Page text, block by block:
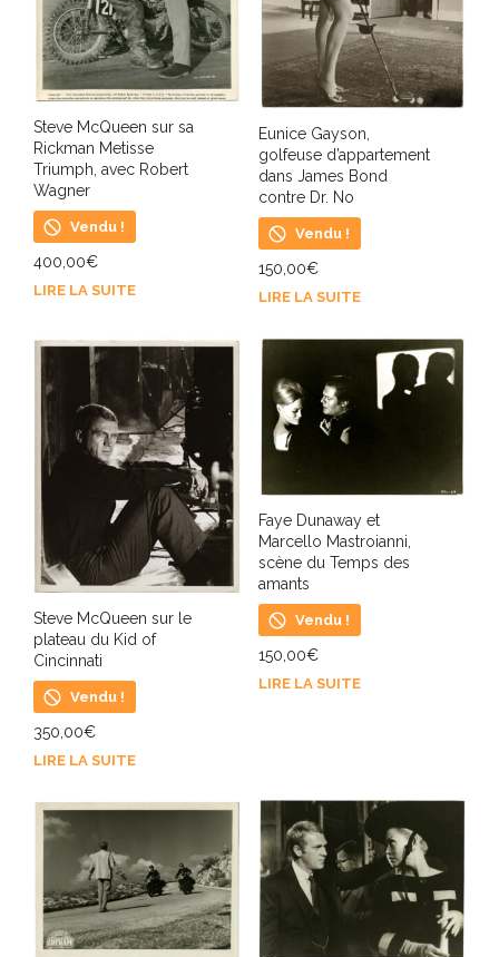
Steve McQueen sur sa
Rickman Metisse
Triumph, avec Robert
Wagner
Vendu !
400,00€
LIRE LA SUITE
Eunice Gayson,
golfeuse d’appartement
dans James Bond
contre Dr. No
Vendu !
150,00€
LIRE LA SUITE
Steve McQueen sur le
plateau du Kid of
Cincinnati
Vendu !
350,00€
LIRE LA SUITE
Faye Dunaway et
Marcello Mastroianni,
scène du Temps des
amants
Vendu !
150,00€
LIRE LA SUITE